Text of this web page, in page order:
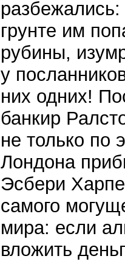
грунте им
рубины,
у
них одних!
банкир
не только по
Лондона
Эсбери
самого
мира: если
вложить